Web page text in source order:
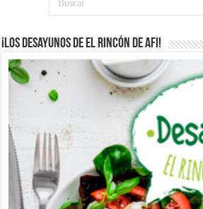
¡Los desayunos de El Rincón de Afi!